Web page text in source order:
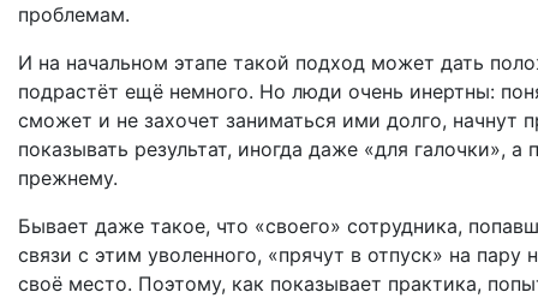
проблемам.
И на начальном этапе такой подход может дать
подрастёт ещё немного. Но люди очень инертны:
сможет и не захочет заниматься ими долго, начнут
показывать результат, иногда даже «для галочки»,
прежнему.
Бывает даже такое, что «своего» сотрудника,
связи с этим уволенного, «прячут в отпуск» на
своё место. Поэтому, как показывает практика,